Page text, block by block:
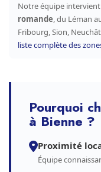
Notre équipe
romande, du Léman
Fribourg, Sion,
liste complète des
Pourquoi
à Bienne ?
Proximité
Équipe